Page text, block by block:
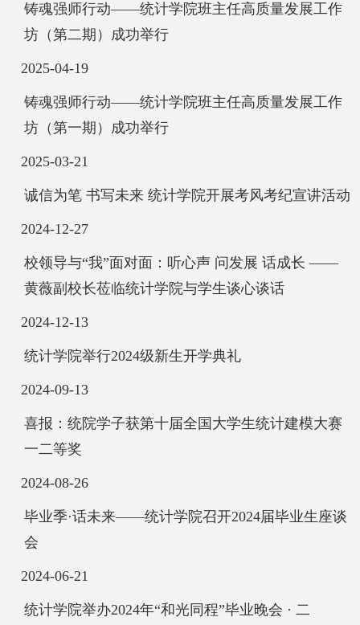
铸魂强师行动——统计学院班主任高质量发展工作
坊（第二期）成功举行
2025-04-19
铸魂强师行动——统计学院班主任高质量发展工作
坊（第一期）成功举行
2025-03-21
诚信为笔 书写未来 统计学院开展考风考纪宣讲活动
2024-12-27
校领导与“我”面对面：听心声 问发展 话成长 ——
黄薇副校长莅临统计学院与学生谈心谈话
2024-12-13
统计学院举行2024级新生开学典礼
2024-09-13
喜报：统院学子获第十届全国大学生统计建模大赛
一二等奖
2024-08-26
毕业季·话未来——统计学院召开2024届毕业生座谈
会
2024-06-21
统计学院举办2024年“和光同程”毕业晚会 · 二